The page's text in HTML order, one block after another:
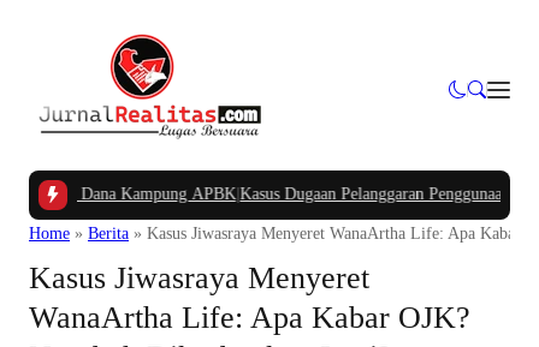
Dana Kampung APBK|Kasus Dugaan Pelanggaran Penggunaan Jalur Utilitas
Home » Berita » Kasus Jiwasraya Menyeret WanaArtha Life: Apa Kabar
Kasus Jiwasraya Menyeret
WanaArtha Life: Apa Kabar OJK?